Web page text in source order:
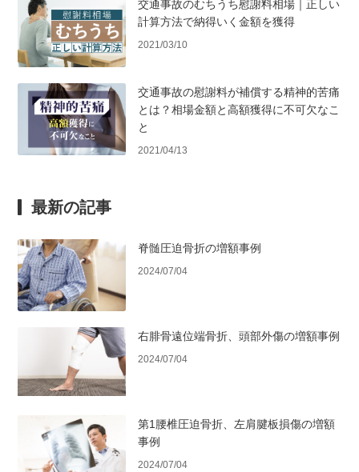
交通事故のむちうち慰謝料相場｜正しい
計算方法で納得いく金額を獲得
2021/03/10
交通事故の慰謝料が補償する精神的苦痛
とは？相場金額と高額獲得に不可欠なこ
と
2021/04/13
最新の記事
脊髄圧迫骨折の増額事例
2024/07/04
右腓骨遠位端骨折、頭部外傷の増額事例
2024/07/04
第1腰椎圧迫骨折、左肩腱板損傷の増額
事例
2024/07/04